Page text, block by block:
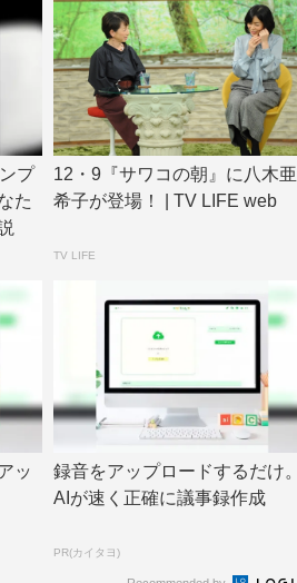
プ
た
12・9『サワコの朝』に八木亜
希子が登場！ | TV LIFE web
TV LIFE
ッ
録音をアップロードするだけ。
AIが速く正確に議事録作成
PR(カイタヨ)